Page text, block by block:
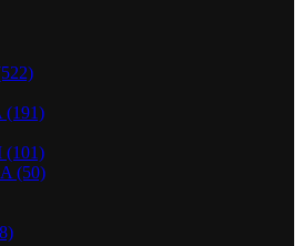
(191)
(101)
(50)